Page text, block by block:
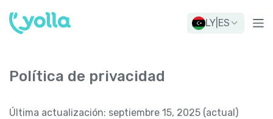
LY ES
Política de privacidad
Última actualización: septiembre 15, 2025 (actual)